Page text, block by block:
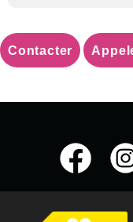
Contacter